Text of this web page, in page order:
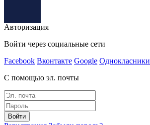
Авторизация
Войти через социальные сети
Facebook Вконтакте Google Однокласники
С помощью эл. почты
Войти